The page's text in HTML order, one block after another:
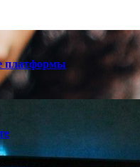
платформы